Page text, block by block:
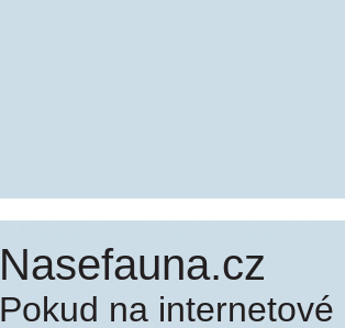
Nasefauna.cz
Pokud na